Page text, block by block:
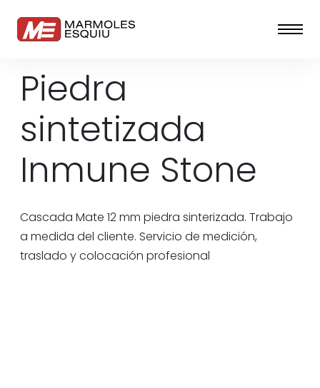
Piedra
sintetizada
Inmune Stone
Cascada Mate 12 mm piedra sinterizada. Trabajo
a medida del cliente. Servicio de medición,
traslado y colocación profesional